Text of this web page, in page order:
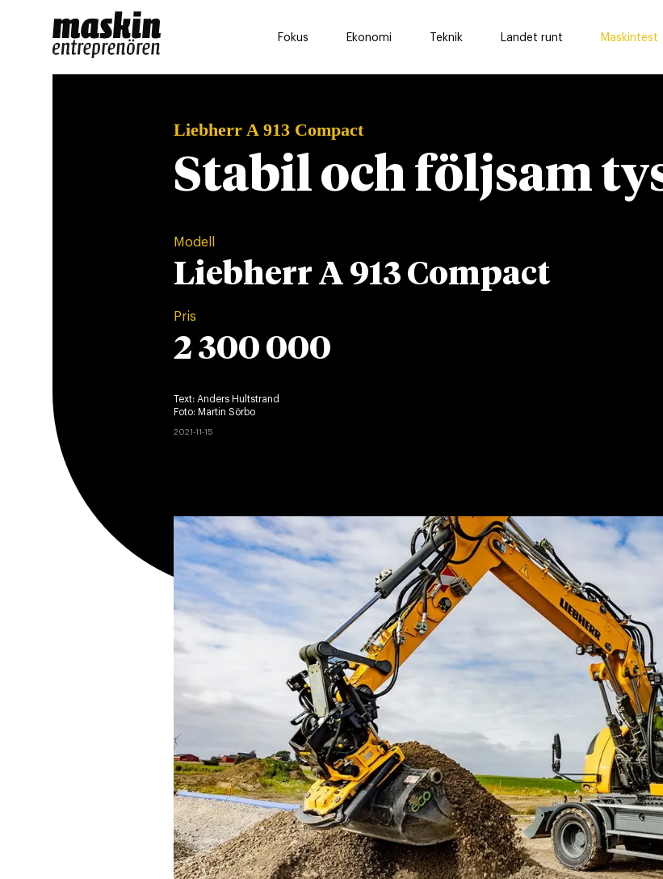
Fokus Ekonomi Teknik Landet runt Maskintest
Liebherr A 913 Compact
Stabil och följsam
Modell
Liebherr A 913 Compact
Pris
2 300 000
Text: Anders Hultstrand
Foto: Martin Sörbo
2021-11-15